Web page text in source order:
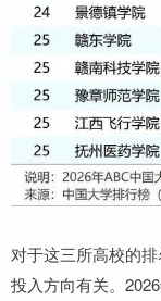
对于这三所高校的
投入方向有关。